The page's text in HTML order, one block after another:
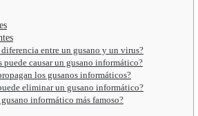
diferencia entre un gusano y un virus?
puede causar un gusano informático?
los gusanos informáticos?
eliminar un gusano informático?
gusano informático más famoso?